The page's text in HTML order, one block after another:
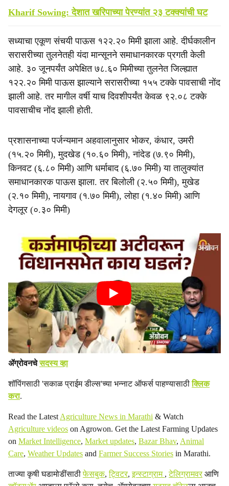
Kharif Sowing: देशात खरिपाच्या पेरण्यांत २३ टक्क्यांची घट
सध्याचा एकूण संचयी पाऊस १२२.२० मिमी झाला आहे. दीर्घकालीन
सरासरीच्या तुलनेतही यंदा मान्सूनने समाधानकारक प्रगती केली
आहे. ३० जूनपर्यंत अपेक्षित ७८.६० मिमीच्या तुलनेत जिल्ह्यात
१२२.२० मिमी पाऊस झाल्याने सरासरीच्या १५५ टक्के पावसाची नोंद
झाली आहे. तर मागील वर्षी याच दिवशीपर्यंत केवळ ९२.०८ टक्के
पावसाचीच नोंद झाली होती.
प्रशासनाच्या पर्जन्यमान अहवालानुसार भोकर, कंधार, उमरी
(१५.२० मिमी), मुदखेड (१०.६० मिमी), नांदेड (७.९० मिमी),
किनवट (६.८० मिमी) आणि धर्माबाद (६.७० मिमी) या तालुक्यांत
समाधानकारक पाऊस झाला. तर बिलोली (२.५० मिमी), मुखेड
(२.१० मिमी), नायगाव (१.७० मिमी), लोहा (१.४० मिमी) आणि
देगलूर (०.३० मिमी)
ॲग्रोवनचेसदस्य व्हा
शॉपिंगसाठी 'सकाळ प्राईम डील्स'च्या भन्नाट ऑफर्स पाहण्यासाठीक्लिक
करा.
Read the Latest Agriculture News in Marathi & Watch
Agriculture videos on Agrowon. Get the Latest Farming Updates
on Market Intelligence, Market updates, Bazar Bhav, Animal
Care, Weather Updates and Farmer Success Stories in Marathi.
ताज्या कृषी घडामोडींसाठीफेसबुक,ट्विटर,इन्स्टाग्राम ,टेलिग्रामवरआणि